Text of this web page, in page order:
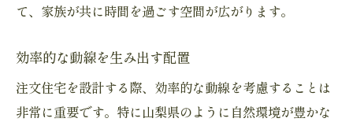
て、家族が共に時間を過ごす空間が広がります。
効率的な動線を生み出す配置
注文住宅を設計する際、効率的な動線を考慮することは
非常に重要です。特に山梨県のように自然環境が豊かな